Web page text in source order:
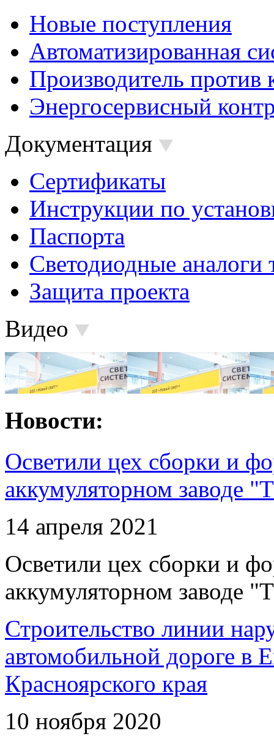
Новые поступления
Автоматизированная
Производитель против
Энергосервисный
Документация
Сертификаты
Инструкции по
Паспорта
Светодиодные аналоги
Защита проекта
Видео
Новости:
Осветили цех сборки и
аккумуляторном заводе
14 апреля 2021
Осветили цех сборки и
аккумуляторном заводе
Строительство линии
автомобильной дороге в
Красноярского края
10 ноября 2020